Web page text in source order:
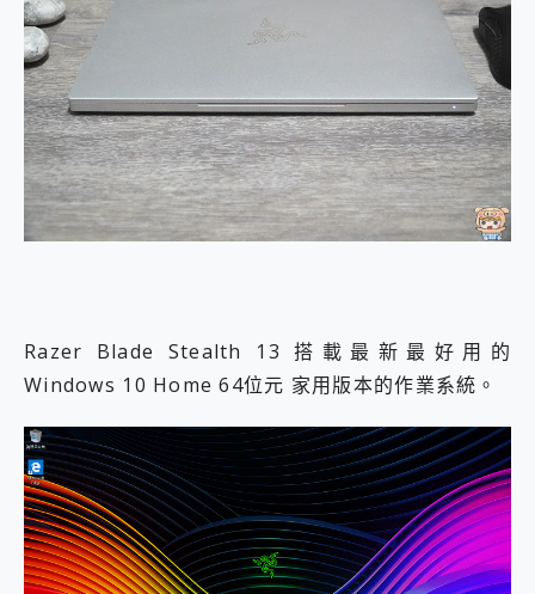
Razer Blade Stealth 13 搭載最新最好用的
Windows 10 Home 64位元 家用版本的作業系統。